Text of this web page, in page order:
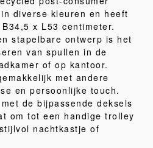
diverse kleuren en heeft
x L53 centimeter.
stapelbare ontwerp is het
van spullen in de
of op kantoor.
met andere
en persoonlijke touch.
de bijpassende deksels
om tot een handige trolley
nachtkastje of